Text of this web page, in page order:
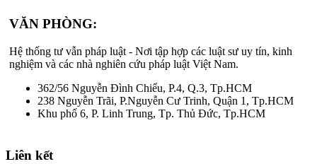
VĂN PHÒNG:
Hệ thống tư vẫn pháp luật - Nơi tập hợp các luật sư uy tín, kinh
nghiệm và các nhà nghiên cứu pháp luật Việt Nam.
362/56 Nguyễn Đình Chiểu, P.4, Q.3, Tp.HCM
238 Nguyễn Trãi, P.Nguyễn Cư Trinh, Quận 1, Tp.HCM
Khu phố 6, P. Linh Trung, Tp. Thủ Đức, Tp.HCM
Liên kết